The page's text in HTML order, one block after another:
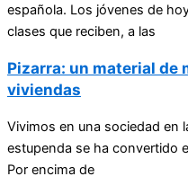
española. Los jóvenes de
clases que reciben, a las
Pizarra: un material de
viviendas
Vivimos en una sociedad en
estupenda se ha convertido
Por encima de